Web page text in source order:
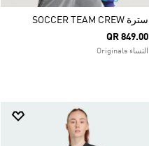
سترة SOCCER TEAM CREW
QR 849.00
النساء Originals